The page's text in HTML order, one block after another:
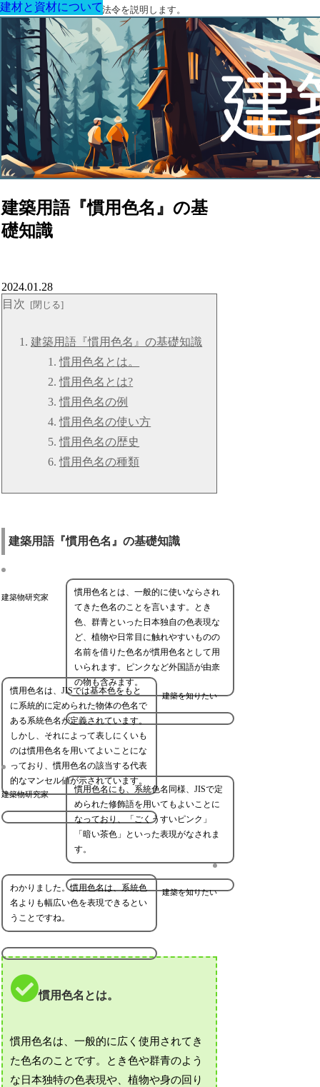
建築に関する用語と関連法令を説明します。
建築用語『慣用色名』の基
礎知識
建材と資材について
2024.01.28
目次
建築用語『慣用色名』の基礎知識
慣用色名とは。
慣用色名とは?
慣用色名の例
慣用色名の使い方
慣用色名の歴史
慣用色名の種類
建築用語『慣用色名』の基礎知識
建築物研究家
慣用色名とは、一般的に使いならされ
てきた色名のことを言います。とき
色、群青といった日本独自の色表現な
ど、植物や日常目に触れやすいものの
名前を借りた色名が慣用色名として用
いられます。ピンクなど外国語が由来
の物も含みます。
建築を知りたい
慣用色名は、JISでは基本色をもと
に系統的に定められた物体の色名で
ある系統色名が定義されています。
しかし、それによって表しにくいも
のは慣用色名を用いてよいことにな
っており、慣用色名の該当する代表
的なマンセル値が示されています。
建築物研究家
慣用色名にも、系統色名同様、JISで定
められた修飾語を用いてもよいことに
なっており、「ごくうすいピンク」
「暗い茶色」といった表現がなされま
す。
建築を知りたい
わかりました。慣用色名は、系統色
名よりも幅広い色を表現できるとい
うことですね。
慣用色名とは。
慣用色名は、一般的に広く使用されてき
た色名のことです。とき色や群青のよう
な日本独特の色表現や、植物や身の回り
建材と資材について
建材と資材について
建材と資材について
建材と資材について
建材と資材について
建材と資材について